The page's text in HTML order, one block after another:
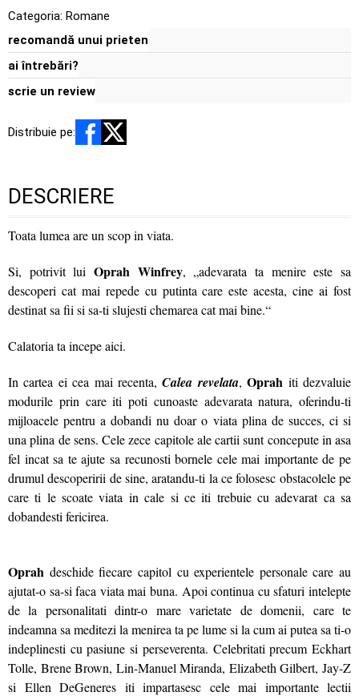
Categoria: Romane
recomandă unui prieten
ai întrebări?
scrie un review
Distribuie pe:
DESCRIERE
Toata lumea are un scop in viata.
Si, potrivit lui Oprah Winfrey, „adevarata ta menire este sa
descoperi cat mai repede cu putinta care este acesta, cine ai fost
destinat sa fii si sa-ti slujesti chemarea cat mai bine.“
Calatoria ta incepe aici.
In cartea ei cea mai recenta,Calea revelata,Oprah iti dezvaluie
modurile prin care iti poti cunoaste adevarata natura, oferindu-ti
mijloacele pentru a dobandi nu doar o viata plina de succes, ci si
una plina de sens. Cele zece capitole ale cartii sunt concepute in asa
fel incat sa te ajute sa recunosti bornele cele mai importante de pe
drumul descoperirii de sine, aratandu-ti la ce folosesc obstacolele pe
care ti le scoate viata in cale si ce iti trebuie cu adevarat ca sa
dobandesti fericirea.
Oprah deschide fiecare capitol cu experientele personale care au
ajutat-o sa-si faca viata mai buna. Apoi continua cu sfaturi intelepte
de la personalitati dintr-o mare varietate de domenii, care te
indeamna sa meditezi la menirea ta pe lume si la cum ai putea sa ti-o
indeplinesti cu pasiune si perseverenta. Celebritati precum Eckhart
Tolle, Brene Brown, Lin-Manuel Miranda, Elizabeth Gilbert, Jay-Z
si Ellen DeGeneres iti impartasesc cele mai importante lectii